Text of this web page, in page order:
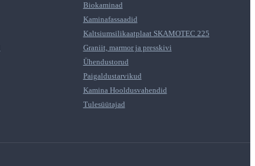
Biokaminad
Kaminafassaadid
Kaltsiumsilikaatplaat SKAMOTEC 225
Graniit, marmor ja presskivi
Ühendustorud
Paigaldustarvikud
Kamina Hooldusvahendid
Tulesüütajad